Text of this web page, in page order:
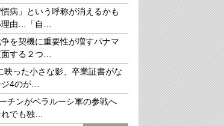
慣病」という呼称が消えるかも
理由…「自…
を契機に重要性が増すパナマ
する２つ…
映った小さな影、卒業証書がな
4のが…
チンがベラルーシ軍の参戦へ
でも独…